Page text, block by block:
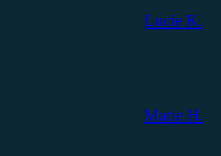
Lucie K.
Marie H.